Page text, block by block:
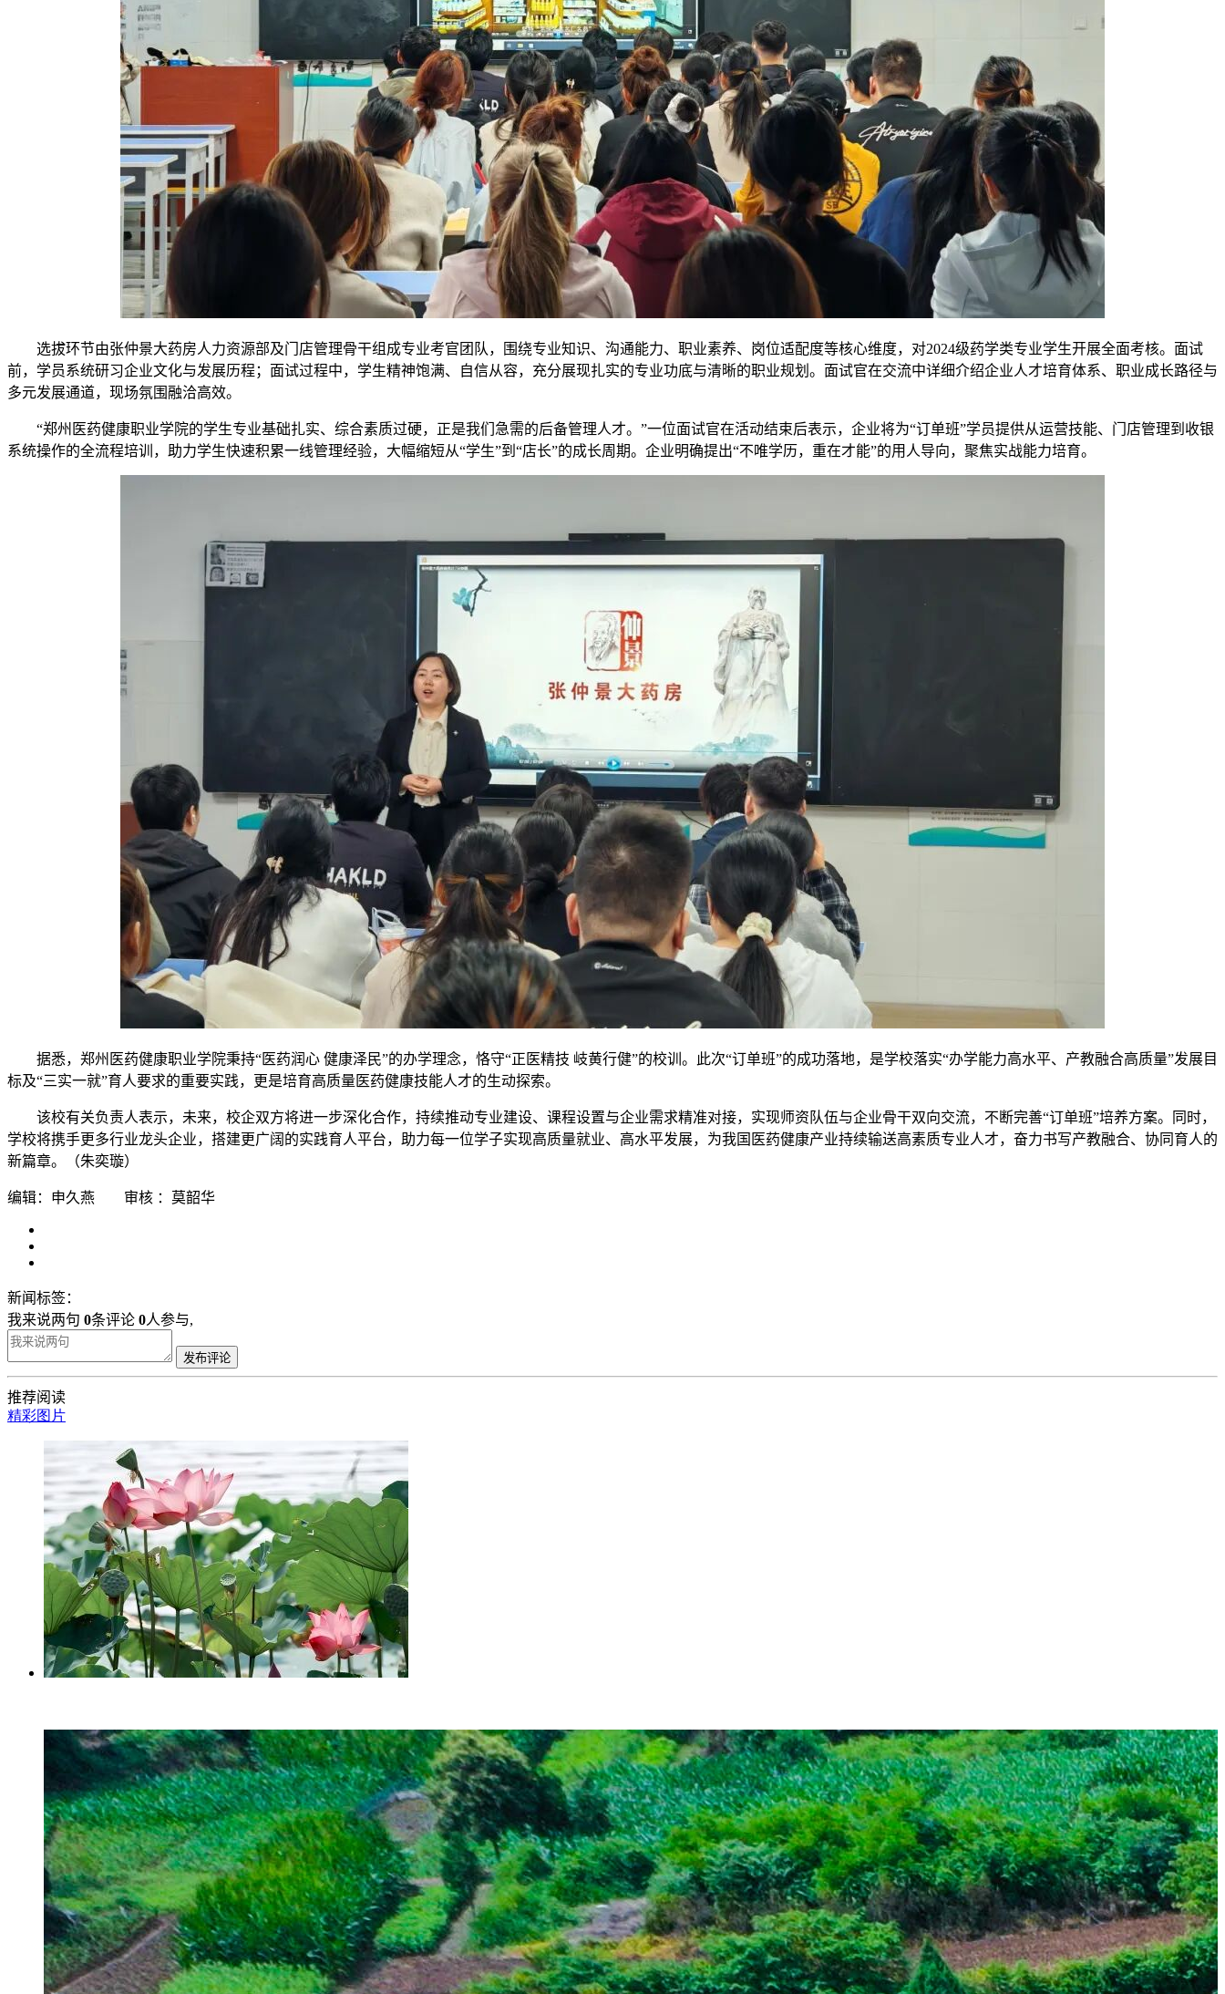
选拔环节由张仲景大药房人力资源部及门店管理骨干组成专业考官团队，围绕专业知识、沟通能力、职业素养、岗位适配度等核心维度，对2024级药学类专业学生开展全面考核。面试
前，学员系统研习企业文化与发展历程；面试过程中，学生精神饱满、自信从容，充分展现扎实的专业功底与清晰的职业规划。面试官在交流中详细介绍企业人才培育体系、职业成长路径与
多元发展通道，现场氛围融洽高效。
“郑州医药健康职业学院的学生专业基础扎实、综合素质过硬，正是我们急需的后备管理人才。”一位面试官在活动结束后表示，企业将为“订单班”学员提供从运营技能、门店管理到收银
系统操作的全流程培训，助力学生快速积累一线管理经验，大幅缩短从“学生”到“店长”的成长周期。企业明确提出“不唯学历，重在才能”的用人导向，聚焦实战能力培育。
据悉，郑州医药健康职业学院秉持“医药润心 健康泽民”的办学理念，恪守“正医精技 岐黄行健”的校训。此次“订单班”的成功落地，是学校落实“办学能力高水平、产教融合高质量”发展目
标及“三实一就”育人要求的重要实践，更是培育高质量医药健康技能人才的生动探索。
该校有关负责人表示，未来，校企双方将进一步深化合作，持续推动专业建设、课程设置与企业需求精准对接，实现师资队伍与企业骨干双向交流，不断完善“订单班”培养方案。同时，
学校将携手更多行业龙头企业，搭建更广阔的实践育人平台，助力每一位学子实现高质量就业、高水平发展，为我国医药健康产业持续输送高素质专业人才，奋力书写产教融合、协同育人的
新篇章。（朱奕璇）
编辑：申久燕 审核 ：莫韶华
新闻标签：
我来说两句 0条评论 0人参与,
发布评论
推荐阅读